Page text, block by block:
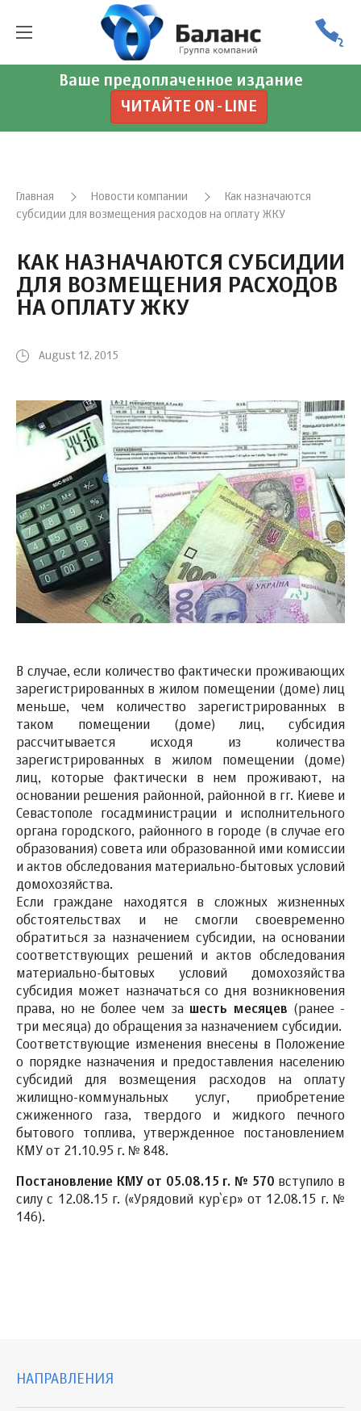
Ваше предоплаченное издание
ЧИТАЙТЕ ON-LINE
Главная Новости компании
Как назначаются
субсидии для возмещения расходов на оплату ЖКУ
КАК НАЗНАЧАЮТСЯ СУБСИДИИ
ДЛЯ ВОЗМЕЩЕНИЯ РАСХОДОВ
НА ОПЛАТУ ЖКУ
August 12, 2015
В случае, если количество фактически проживающих
зарегистрированных в жилом помещении (доме) лиц
меньше, чем количество зарегистрированных в
таком помещении (доме) лиц, субсидия
рассчитывается исходя из количества
зарегистрированных в жилом помещении (доме)
лиц, которые фактически в нем проживают, на
основании решения районной, районной в гг. Киеве и
Севастополе госадминистрации и исполнительного
органа городского, районного в городе (в случае его
образования) совета или образованной ими комиссии
и актов обследования материально-бытовых условий
домохозяйства.
Если граждане находятся в сложных жизненных
обстоятельствах и не смогли своевременно
обратиться за назначением субсидии, на основании
соответствующих решений и актов обследования
материально-бытовых условий домохозяйства
субсидия может назначаться со дня возникновения
права, но не более чем за шесть месяцев (ранее -
три месяца) до обращения за назначением субсидии.
Соответствующие изменения внесены в Положение
о порядке назначения и предоставления населению
субсидий для возмещения расходов на оплату
жилищно-коммунальных услуг, приобретение
сжиженного газа, твердого и жидкого печного
бытового топлива, утвержденное постановлением
КМУ от 21.10.95 г. № 848.
Постановление КМУ от 05.08.15 г. № 570 вступило в
силу с 12.08.15 г. («Урядовий кур`єр» от 12.08.15 г. №
146).
НАПРАВЛЕНИЯ